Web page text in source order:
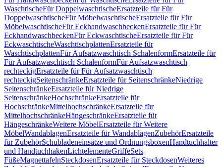
WaschtischeFür DoppelwaschtischeErsatzteile für Für
DoppelwaschtischeFür MöbelwaschtischeErsatzteile für Für
MöbelwaschtischeFür EckhandwaschbeckenErsatzteile für Für
EckhandwaschbeckenFür EckwaschtischeErsatzteile für Für
EckwaschtischeWaschtischplattenErsatzteile für
WaschtischplattenFür Aufsatzwaschtisch SchalenformErsatzteile für
Für Aufsatzwaschtisch SchalenformFür Aufsatzwaschtisch
rechteckigErsatzteile für Für Aufsatzwaschtisch
rechteckigSeitenschränkeErsatzteile für SeitenschränkeNiedrige
SeitenschränkeErsatzteile für Niedrige
SeitenschränkeHochschränkeErsatzteile für
HochschränkeMittelhochschränkeErsatzteile für
MittelhochschränkeHängeschränkeErsatzteile für
HängeschränkeWeitere MöbelErsatzteile für Weitere
MöbelWandablagenErsatzteile für WandablagenZubehörErsatzteile
für ZubehörSchubladeneinsätze und OrdnungsboxenHandtuchhalter
und HandtuchhakenLichtelementeGriffeSets
FüßeMagnettafelnSteckdosenErsatzteile für SteckdosenWeiteres